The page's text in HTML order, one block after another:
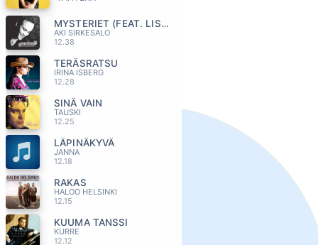
MYSTERIET (FEAT. LISA NILSSON)
AKI SIRKESALO
12.38
TERÄSRATSU
IRINA ISBERG
12.28
SINÄ VAIN
TAUSKI
12.25
LÄPINÄKYVÄ
JANNA
12.18
RAKAS
HALOO HELSINKI
12.15
KUUMA TANSSI
KURRE
12.12